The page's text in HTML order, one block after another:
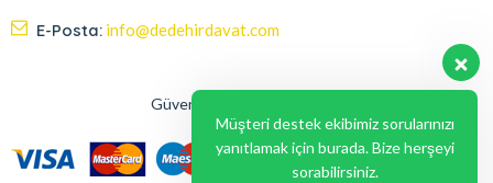
E-Posta: info@dedehirdavat.com
Güvenli Ödeme Seçenekleri
Müşteri destek ekibimiz sorularınızı
yanıtlamak için burada. Bize herşeyi
sorabilirsiniz.